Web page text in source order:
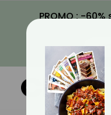
PROMO : -